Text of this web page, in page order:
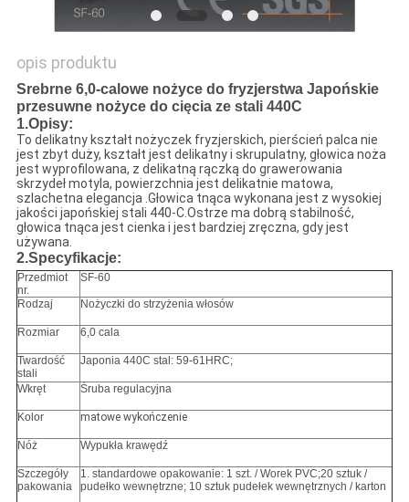
opis produktu
Srebrne 6,0-calowe nożyce do fryzjerstwa Japońskie
przesuwne nożyce do cięcia ze stali 440C
1.Opisy:
To delikatny kształt nożyczek fryzjerskich, pierścień palca nie
jest zbyt duży, kształt jest delikatny i skrupulatny, głowica noża
jest wyprofilowana, z delikatną rączką do grawerowania
skrzydeł motyla, powierzchnia jest delikatnie matowa,
szlachetna elegancja .Głowica tnąca wykonana jest z wysokiej
jakości japońskiej stali 440-C.Ostrze ma dobrą stabilność,
głowica tnąca jest cienka i jest bardziej zręczna, gdy jest
używana.
2.Specyfikacje:
Przedmiot
nr.
SF-60
Rodzaj Nożyczki do strzyżenia włosów
Rozmiar 6,0 cala
Twardość
stali
Japonia 440C stal: 59-61HRC;
Wkręt Śruba regulacyjna
Kolor matowe wykończenie
Nóż Wypukła krawędź
Szczegóły
pakowania
1. standardowe opakowanie: 1 szt. / Worek PVC;20 sztuk /
pudełko wewnętrzne; 10 sztuk pudełek wewnętrznych / karton